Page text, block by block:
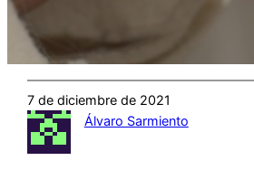
7 de diciembre de 2021
Álvaro Sarmiento